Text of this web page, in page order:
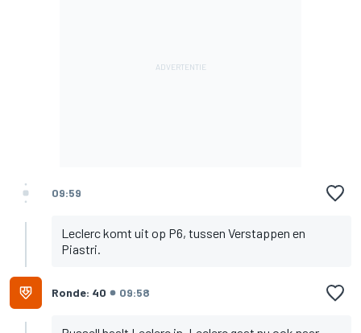
09:59
Leclerc komt uit op P6, tussen Verstappen en
Piastri.
Ronde: 40 09:58